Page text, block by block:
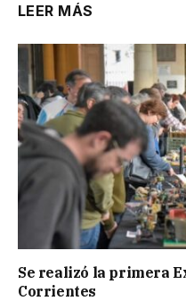
LEER MÁS
Se realizó la primera
Corrientes